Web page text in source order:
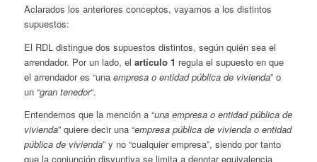
Aclarados los anteriores conceptos, vayamos a los distintos
supuestos:
El RDL distingue dos supuestos distintos, según quién sea el
arrendador. Por un lado, el artículo 1 regula el supuesto en que
el arrendador es “una empresa o entidad pública de vivienda” o
un “gran tenedor“.
Entendemos que la mención a “una empresa o entidad pública de
vivienda” quiere decir una “empresa pública de vivienda o entidad
pública de vivienda” y no “cualquier empresa”, siendo por tanto
que la conjunción disyuntiva se limita a denotar equivalencia